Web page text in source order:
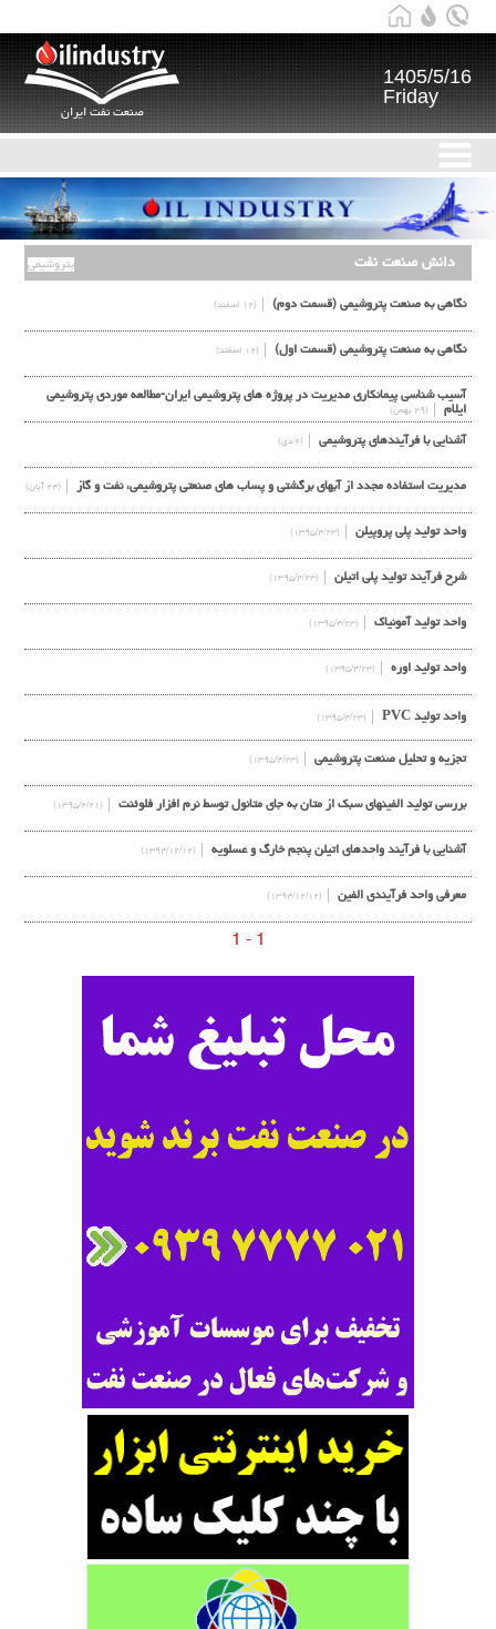
صنعت نفت ایران
1405/5/16
Friday
دانش صنعت نفت پتروشیمی
نگاهی به صنعت پتروشیمی (قسمت دوم) (۱۲ اسفند)
نگاهی به صنعت پتروشیمی (قسمت اول) (۱۲ اسفند)
آسیب شناسی پیمانکاری مدیریت در پروژه های پتروشیمی ایران-مطالعه موردی پتروشیمی
ایلام
(۲۹ بهمن)
آشنایی با فرآیندهای پتروشیمی (۶ دی)
مدیریت استفاده مجدد از آبهای برگشتی و پساب های صنعتی پتروشیمی، نفت و گاز (۲۴ آبان)
واحد تولید پلی پروپیلن (۱۳۹۵/۴/۲۳)
شرح فرآیند تولید پلی اتیلن (۱۳۹۵/۴/۲۳)
واحد تولید آمونیاک (۱۳۹۵/۴/۲۳)
واحد تولید اوره (۱۳۹۵/۴/۲۳)
واحد تولید PVC (۱۳۹۵/۴/۲۳)
تجزیه و تحلیل صنعت پتروشیمی (۱۳۹۵/۴/۲۳)
بررسی تولید الفینهای سبک از متان به جای متانول توسط نرم افزار فلوئنت (۱۳۹۵/۲/۲۱)
آشنایی با فرآیند واحدهای اتیلن پنجم خارگ و عسلویه (۱۳۹۴/۱۲/۱۲)
معرفی واحد فرآیندی الفین (۱۳۹۴/۱۲/۱۲)
1 - 1